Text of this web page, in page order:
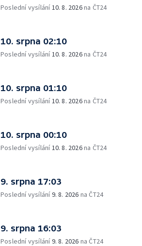
Poslední vysílání10. 8. 2026na ČT24
10. srpna 02:10
Poslední vysílání10. 8. 2026na ČT24
10. srpna 01:10
Poslední vysílání10. 8. 2026na ČT24
10. srpna 00:10
Poslední vysílání10. 8. 2026na ČT24
9. srpna 17:03
Poslední vysílání9. 8. 2026 na ČT24
9. srpna 16:03
Poslední vysílání9. 8. 2026 na ČT24